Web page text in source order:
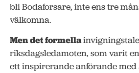
bli Bodaforsare, inte ens tre
välkomna.
Men det formella
riksdagsledamoten, som varit
ett inspirerande anförande med